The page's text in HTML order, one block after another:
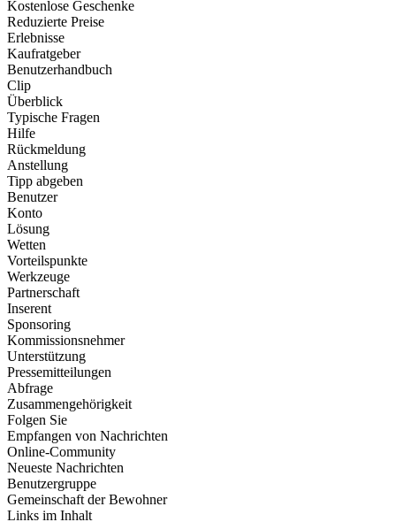
Kostenlose Geschenke
Reduzierte Preise
Erlebnisse
Kaufratgeber
Benutzerhandbuch
Clip
Überblick
Typische Fragen
Hilfe
Rückmeldung
Anstellung
Tipp abgeben
Benutzer
Konto
Lösung
Wetten
Vorteilspunkte
Werkzeuge
Partnerschaft
Inserent
Sponsoring
Kommissionsnehmer
Unterstützung
Pressemitteilungen
Abfrage
Zusammengehörigkeit
Folgen Sie
Empfangen von Nachrichten
Online-Community
Neueste Nachrichten
Benutzergruppe
Gemeinschaft der Bewohner
Links im Inhalt